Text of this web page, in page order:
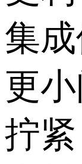
集
更
拧紧